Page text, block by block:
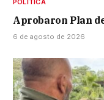
Aprobaron Plan
6 de agosto de 2026